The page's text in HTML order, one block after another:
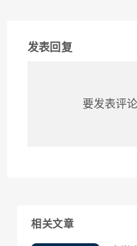
发表回复
要发表评
相关文章